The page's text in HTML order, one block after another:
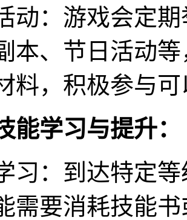
动：游戏会定
本、节日活动
料，积极参与
能学习与提升：
习：到达特定
需要消耗技能